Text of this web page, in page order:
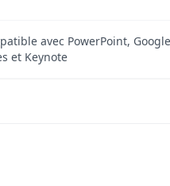
avec PowerPoint, Google
et Keynote